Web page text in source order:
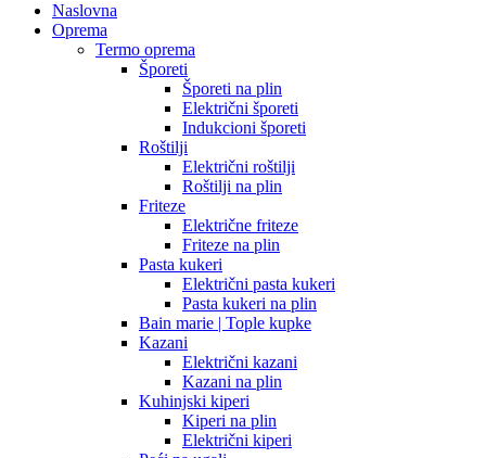
Naslovna
Oprema
Termo oprema
Šporeti
Šporeti na plin
Električni šporeti
Indukcioni šporeti
Roštilji
Električni roštilji
Roštilji na plin
Friteze
Električne friteze
Friteze na plin
Pasta kukeri
Električni pasta kukeri
Pasta kukeri na plin
Bain marie | Tople kupke
Kazani
Električni kazani
Kazani na plin
Kuhinjski kiperi
Kiperi na plin
Električni kiperi